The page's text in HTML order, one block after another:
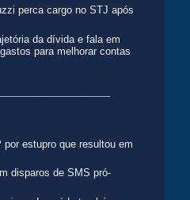
perca cargo no STJ após
da dívida e fala em
para melhorar contas
estupro que resultou em
disparos de SMS pró-